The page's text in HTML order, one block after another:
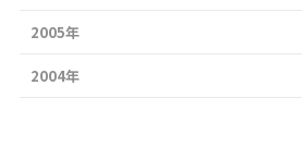
2005年
2004年